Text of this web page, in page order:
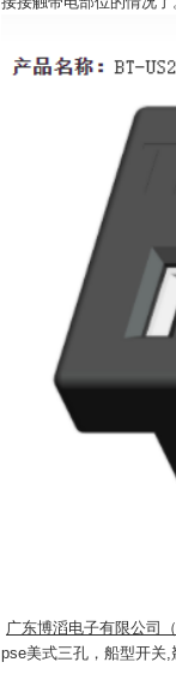
广东博滔电子有限公司（
pse美式三孔 ，船型开关,